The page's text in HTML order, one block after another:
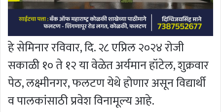
हे सेमिनार रविवार, दि. २८ एप्रिल २०२४ रोजी
सकाळी १० ते १२ या वेळेत अर्यमान हॉटेल, शुक्रवार
पेठ, लक्ष्मीनगर, फलटण येथे होणार असून विद्यार्थी
व पालकांसाठी प्रवेश विनामूल्य आहे.